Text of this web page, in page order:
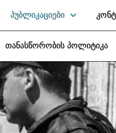
პუბლიკაციები
თანასწორობის პოლიტიკა